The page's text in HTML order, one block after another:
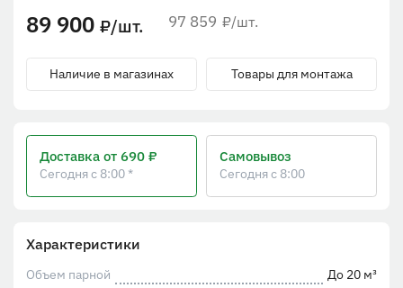
Характеристики
Объем парной
До 20 м³
97 859 ₽/шт.
89 900 ₽/шт.
Наличие в магазинах Товары для монтажа
Доставка от 690 ₽
Сегодня с 8:00 *
Самовывоз
Сегодня с 8:00